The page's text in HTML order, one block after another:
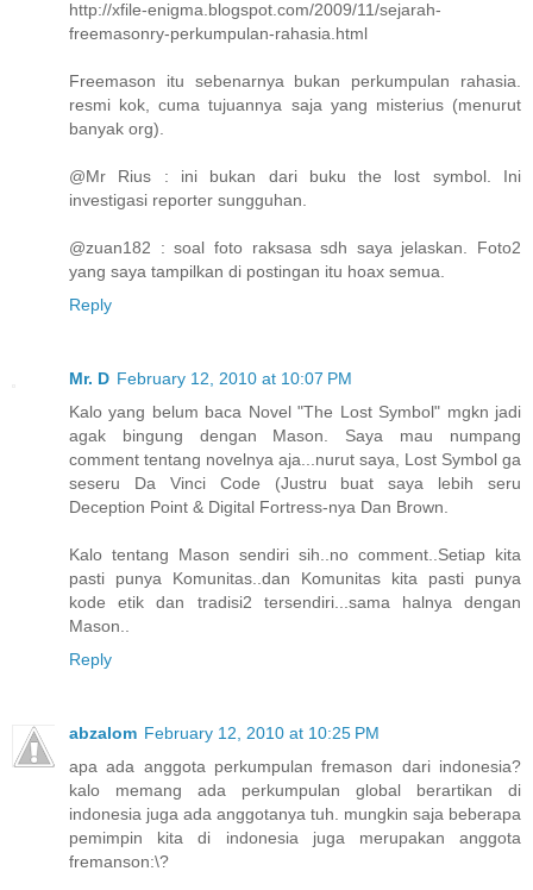
http://xfile-enigma.blogspot.com/2009/11/sejarah-
freemasonry-perkumpulan-rahasia.html
Freemason itu sebenarnya bukan perkumpulan rahasia.
resmi kok, cuma tujuannya saja yang misterius (menurut
banyak org).
@Mr Rius : ini bukan dari buku the lost symbol. Ini
investigasi reporter sungguhan.
@zuan182 : soal foto raksasa sdh saya jelaskan. Foto2
yang saya tampilkan di postingan itu hoax semua.
Reply
Mr. D February 12, 2010 at 10:07 PM
Kalo yang belum baca Novel "The Lost Symbol" mgkn jadi
agak bingung dengan Mason. Saya mau numpang
comment tentang novelnya aja...nurut saya, Lost Symbol ga
seseru Da Vinci Code (Justru buat saya lebih seru
Deception Point & Digital Fortress-nya Dan Brown.
Kalo tentang Mason sendiri sih..no comment..Setiap kita
pasti punya Komunitas..dan Komunitas kita pasti punya
kode etik dan tradisi2 tersendiri...sama halnya dengan
Mason..
Reply
abzalom February 12, 2010 at 10:25 PM
apa ada anggota perkumpulan fremason dari indonesia?
kalo memang ada perkumpulan global berartikan di
indonesia juga ada anggotanya tuh. mungkin saja beberapa
pemimpin kita di indonesia juga merupakan anggota
fremanson:\?